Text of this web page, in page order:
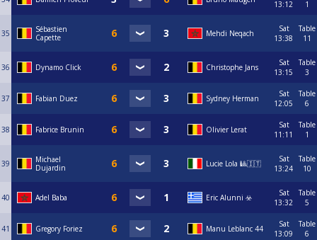
13:12
1
35
Sébastien
Capette
Mehdi Neqach
Sat
13:38
Table
11
36 Dynamo Click Christophe Jans
Sat
13:15
Table
3
37 Fabian Duez Sydney Herman
Sat
12:05
Table
6
38 Fabrice Brunin Olivier Lerat
Sat
11:11
Table
1
39
Michael
Dujardin
Lucie Lola 🎱🇮🇹
Sat
13:24
Table
10
40 Adel Baba Eric Alunni ☣️
Sat
13:32
Table
5
41 Gregory Foriez Manu Leblanc 44
Sat
13:09
Table
6